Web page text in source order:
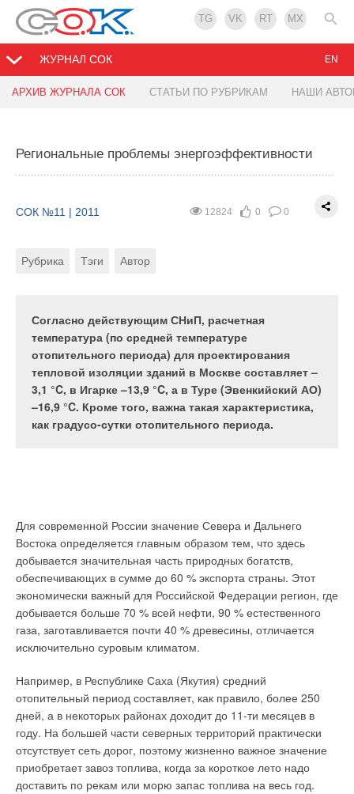
TG VK RT MX
ЖУРНАЛ СОК
АРХИВ ЖУРНАЛА СОК СТАТЬИ ПО РУБРИКАМ НАШИ
EN
Региональные проблемы энергоэффективности
12824 0 0
СОК №11 | 2011
Рубрика Тэги Автор
Согласно действующим СНиП, расчетная
температура (по средней температуре
отопительного периода) для проектирования
тепловой изоляции зданий в Москве составляет –
3,1 °C, в Игарке –13,9 °C, а в Туре (Эвенкийский АО)
–16,9 °C. Кроме того, важна такая характеристика,
как градусо-сутки отопительного периода.
Для современной России значение Севера и Дальнего
Востока определяется главным образом тем, что здесь
добывается значительная часть природных богатств,
обеспечивающих в сумме до 60 % экспорта страны. Этот
экономически важный для Российской Федерации регион, где
добывается больше 70 % всей нефти, 90 % естественного
газа, заготавливается почти 40 % древесины, отличается
исключительно суровым климатом.
Например, в Республике Саха (Якутия) средний
отопительный период составляет, как правило, более 250
дней, а в некоторых районах доходит до 11-ти месяцев в
году. На большей части северных территорий практически
отсутствует сеть дорог, поэтому жизненно важное значение
приобретает завоз топлива, когда за короткое лето надо
доставить по рекам или морю запас топлива на весь год.
14116 0 0
СОК №11 | 2011
Рубрика Автор
В этой статье рассмотрено использование
топливно-энергетических ресурсов. Приведены
результаты сравнения различных типов установок
в составе автономных источников энергии, а
также показаны особенности их конструкции и
принципа действия.
экономичности (в т.ч. за счет снижения затрат на передачу
энергии, т.к. энергогенерирующее оборудование
установлено в непосредственной близости от потребителя),
надежности (от снижения уязвимости инфраструктуры
энергетики при непредвиденных сбоях), экологии (от
снижения вредных выбросов в атмосферу) и утилизации
теплоты (от расширения спектра ступеней по использованию
первичных и вторичных энергоресурсов).
Представляется выгодным с точки зрения энергосбережения
соединение когенерационной и абсорбционной
охладительной установок для комбинированного
производства электроэнергии, теплоты и холода
(тригенерация). С использованием когенерации возможен
частичный или полный переход предприятия или жилищного
фонда с централизованного теплоснабжения на местные